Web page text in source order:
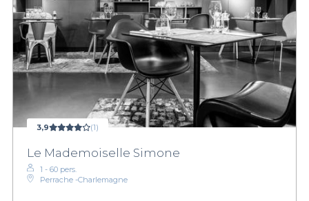
3,9 (1)
Le Mademoiselle Simone
1 - 60 pers.
Perrache -Charlemagne